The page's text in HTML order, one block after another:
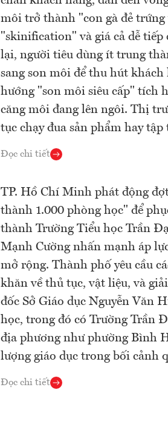
môi trở thành "con gà đẻ
"skinification" và giá cả dễ tiếp
lại, người tiêu dùng ít trung
sang son môi để thu hút khách
hướng "son môi siêu cấp" tích
căng môi đang lên ngôi. Thị
tục chạy đua sản phẩm hay
Đọc chi tiết
TP. Hồ Chí Minh phát động
thành 1.000 phòng học" để
thành Trường Tiểu học Trần
Mạnh Cường nhấn mạnh áp
mở rộng. Thành phố yêu cầu
khăn về thủ tục, vật liệu, và
đốc Sở Giáo dục Nguyễn Văn
học, trong đó có Trường Trần
địa phương như phường Bình
lượng giáo dục trong bối cảnh
Đọc chi tiết